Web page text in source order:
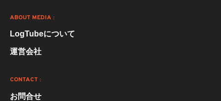
ABOUT MEDIA :
LogTubeについて
運営会社
CONTACT :
お問合せ